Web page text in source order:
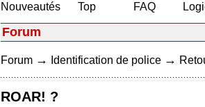
Nouveautés
Top
FAQ
Forum
Forum → Identification de police →
ROAR! ?